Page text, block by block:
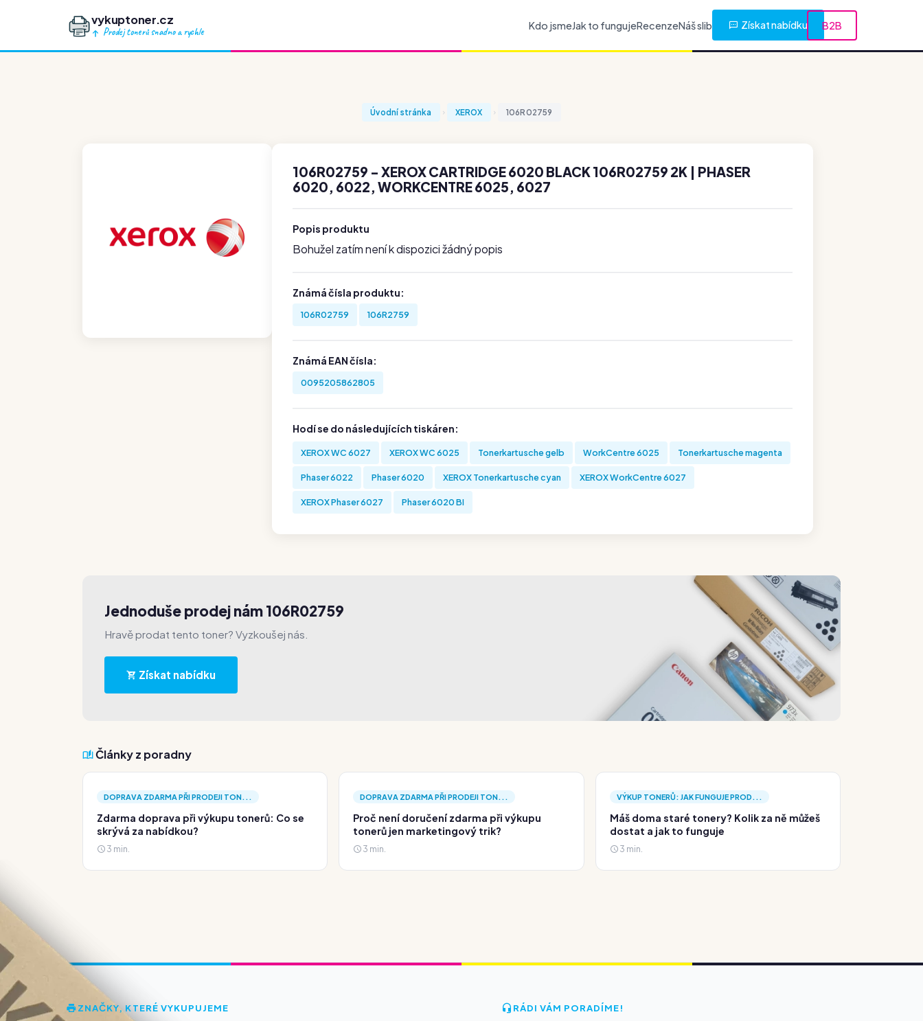
vykuptoner.cz
Prodej tonerů snadno a rychle
Kdo jsmeJak to fungujeRecenzeNáš slib Získat nabídku B2B
Úvodní stránka XEROX 106R02759
106R02759 - XEROX CARTRIDGE 6020 BLACK 106R02759 2K | PHASER
6020, 6022, WORKCENTRE 6025, 6027
Popis produktu
Bohužel zatím není k dispozici žádný popis
Známá čísla produktu:
106R02759 106R2759
Známá EAN čísla:
0095205862805
Hodí se do následujících tiskáren:
XEROX WC 6027 XEROX WC 6025 Tonerkartusche gelb WorkCentre 6025 Tonerkartusche magenta
Phaser 6022 Phaser 6020 XEROX Tonerkartusche cyan XEROX WorkCentre 6027
XEROX Phaser 6027 Phaser 6020 BI
Jednoduše prodej nám 106R02759
Hravě prodat tento toner? Vyzkoušej nás.
Získat nabídku
Články z poradny
DOPRAVA ZDARMA PŘI PRODEJI TON...
Zdarma doprava při výkupu tonerů: Co se
skrývá za nabídkou?
3 min.
DOPRAVA ZDARMA PŘI PRODEJI TON...
Proč není doručení zdarma při výkupu
tonerů jen marketingový trik?
3 min.
VÝKUP TONERŮ: JAK FUNGUJE PROD...
Máš doma staré tonery? Kolik za ně můžeš
dostat a jak to funguje
3 min.
ZNAČKY, KTERÉ VYKUPUJEME RÁDI VÁM PORADÍME!